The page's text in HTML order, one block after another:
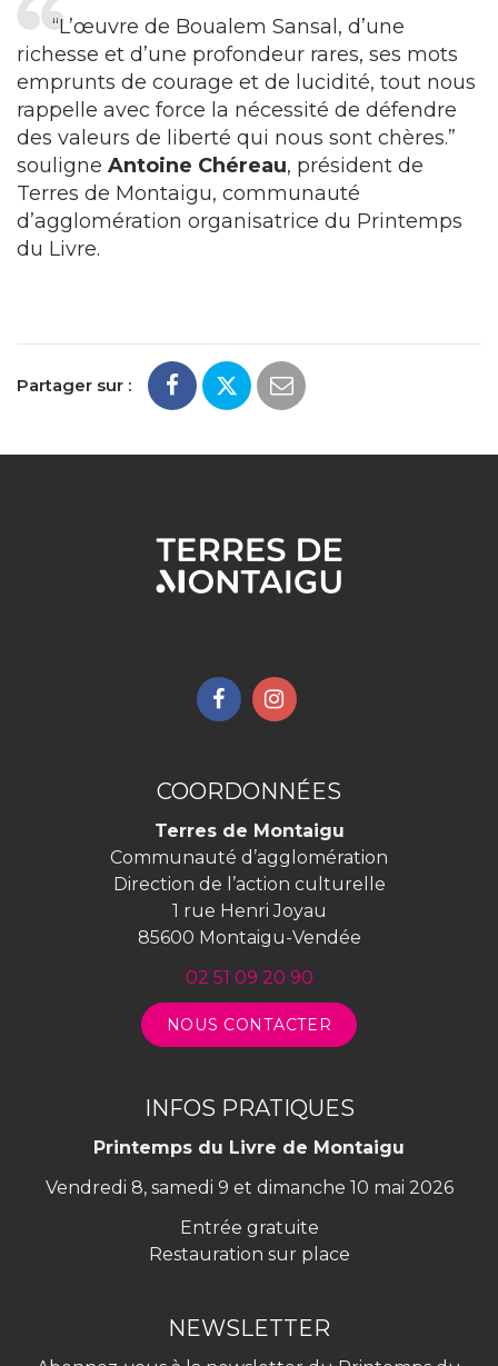
“L’œuvre de Boualem Sansal, d’une
richesse et d’une profondeur rares, ses mots
emprunts de courage et de lucidité, tout nous
rappelle avec force la nécessité de défendre
des valeurs de liberté qui nous sont chères.”
souligne Antoine Chéreau, président de
Terres de Montaigu, communauté
d’agglomération organisatrice du Printemps
du Livre.
Partager sur :
Lien
compte
Facebook
Lien
compte
Instagram
COORDONNÉES
Terres de Montaigu
Communauté d’agglomération
Direction de l’action culturelle
1 rue Henri Joyau
85600 Montaigu-Vendée
02 51 09 20 90
NOUS CONTACTER
INFOS PRATIQUES
Printemps du Livre de Montaigu
Vendredi 8, samedi 9 et dimanche 10 mai 2026
Entrée gratuite
Restauration sur place
NEWSLETTER